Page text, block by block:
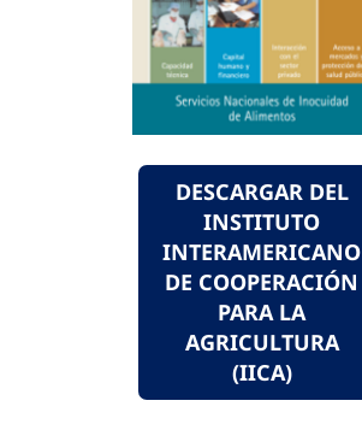
DESCARGAR DEL
INSTITUTO
INTERAMERICANO
DE COOPERACIÓN
PARA LA
AGRICULTURA
(IICA)